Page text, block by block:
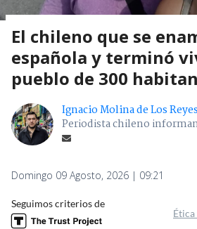
El chileno que se
española y terminó
pueblo de 300
Ignacio Molina de Los Reyes
Periodista chileno
Domingo 09 Agosto, 2026 | 09:21
Seguimos criterios de